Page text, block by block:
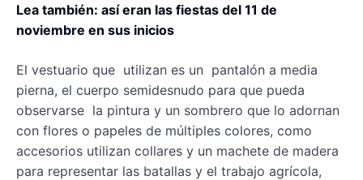
Lea también: así eran las fiestas del 11 de
noviembre en sus inicios
El vestuario que utilizan es un pantalón a media
pierna, el cuerpo semidesnudo para que pueda
observarse la pintura y un sombrero que lo adornan
con flores o papeles de múltiples colores, como
accesorios utilizan collares y un machete de madera
para representar las batallas y el trabajo agrícola,